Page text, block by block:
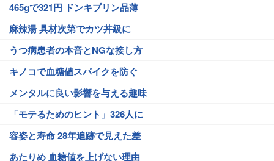
465gで321円 ドンキプリン品薄
麻辣湯 具材次第でカツ丼級に
うつ病患者の本音とNGな接し方
キノコで血糖値スパイクを防ぐ
メンタルに良い影響を与える趣味
「モテるためのヒント」326人に
容姿と寿命 28年追跡で見えた差
あたりめ 血糖値を上げない理由